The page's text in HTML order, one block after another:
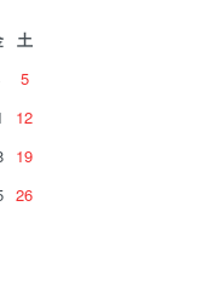
土
5
12
19
26